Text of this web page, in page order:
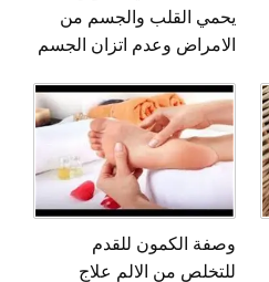
يحمي القلب والجسم من
الامراض وعدم اتزان الجسم
وصفة الكمون للقدم
للتخلص من الالم علاج